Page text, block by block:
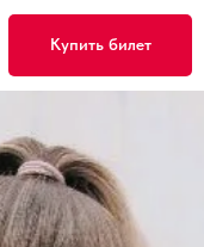
Купить билет